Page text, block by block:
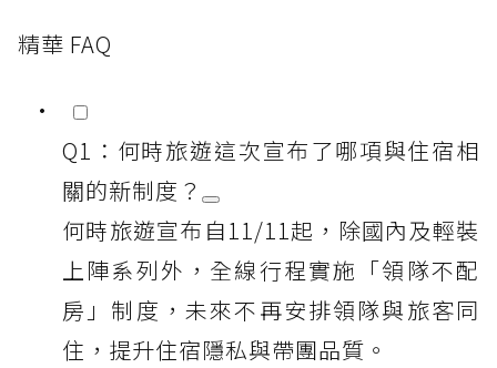
精華 FAQ
Q1：何時旅遊這次宣布了哪項與住宿相
關的新制度？
何時旅遊宣布自11/11起，除國內及輕裝
上陣系列外，全線行程實施「領隊不配
房」制度，未來不再安排領隊與旅客同
住，提升住宿隱私與帶團品質。